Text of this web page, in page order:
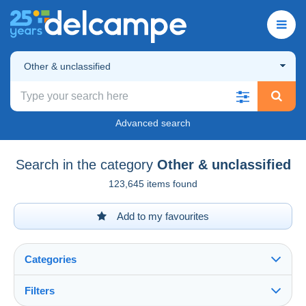
Other & unclassified
Advanced search
Search in the category Other & unclassified
123,645 items found
Add to my favourites
Categories
Filters